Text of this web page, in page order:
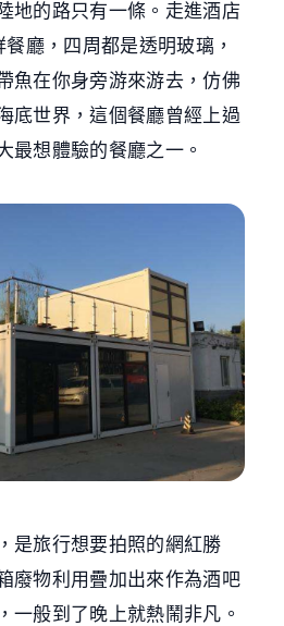
地的路只有一條。走進酒店
廳，四周都是透明玻璃，
魚在你身旁游來游去，仿佛
底世界，這個餐廳曾經上過
最想體驗的餐廳之一。
是旅行想要拍照的網紅勝
廢物利用疊加出來作為酒吧
一般到了晚上就熱鬧非凡。